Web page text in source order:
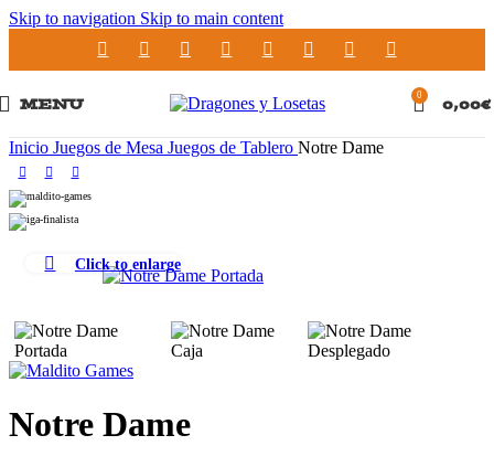
Skip to navigation Skip to main content
MENU 0 0,00€
Inicio Juegos de Mesa Juegos de Tablero Notre Dame
Click to enlarge
Notre Dame